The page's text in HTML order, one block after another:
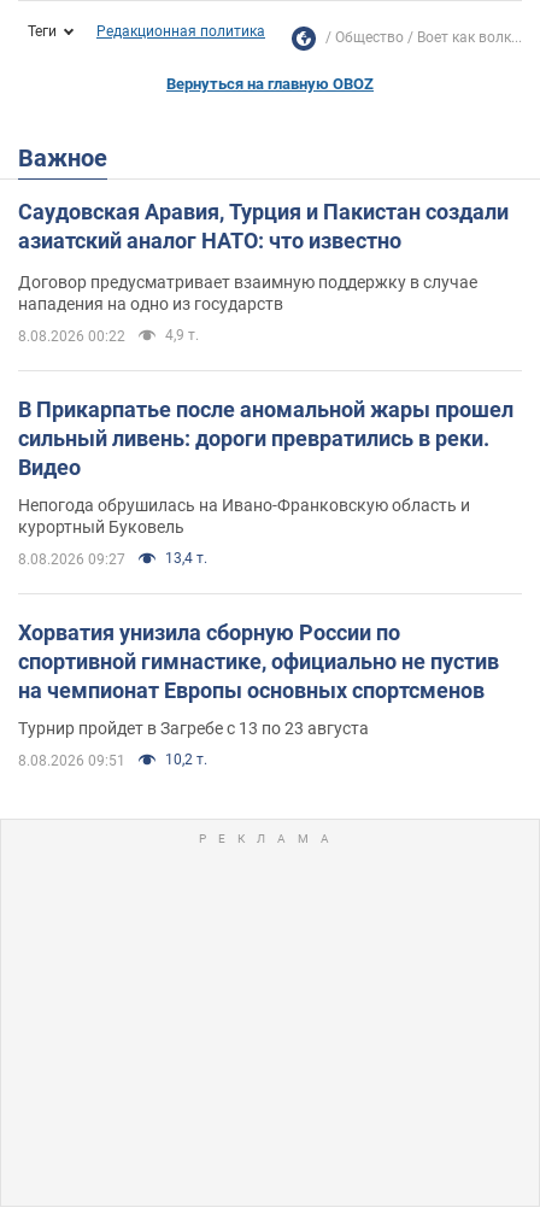
Теги Редакционная политика Общество Воет как волк...
Вернуться на главную OBOZ
Важное
Саудовская Аравия, Турция и Пакистан создали
азиатский аналог НАТО: что известно
Договор предусматривает взаимную поддержку в случае
нападения на одно из государств
8.08.2026 00:22 4,9 т.
В Прикарпатье после аномальной жары прошел
сильный ливень: дороги превратились в реки.
Видео
Непогода обрушилась на Ивано-Франковскую область и
курортный Буковель
8.08.2026 09:27 13,4 т.
Хорватия унизила сборную России по
спортивной гимнастике, официально не пустив
на чемпионат Европы основных спортсменов
Турнир пройдет в Загребе с 13 по 23 августа
8.08.2026 09:51 10,2 т.